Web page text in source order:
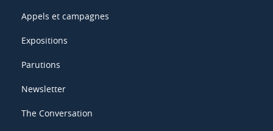
Appels et campagnes
Expositions
Parutions
Newsletter
The Conversation